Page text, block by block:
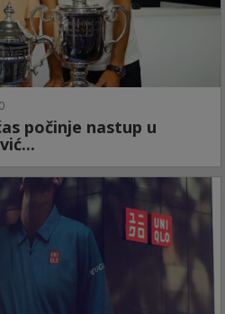
počinje nastup u